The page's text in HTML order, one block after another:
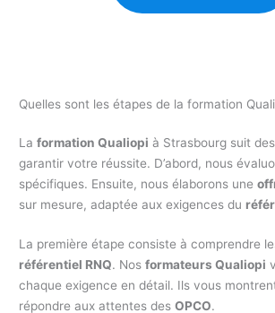
Quelles sont les étapes de la formation
Laformation Qualiopi à Strasbourg suit
garantir votre réussite. D’abord, nous
spécifiques. Ensuite, nous élaborons une
sur mesure, adaptée aux exigences du
La première étape consiste à comprendre
référentiel RNQ. Nosformateurs Qualiopi
chaque exigence en détail. Ils vous
répondre aux attentes desOPCO.